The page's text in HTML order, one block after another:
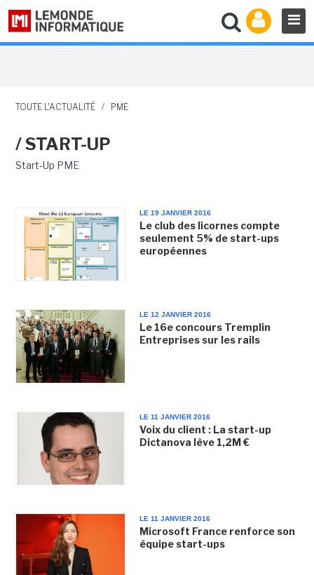
TOUTE L'ACTUALITÉ / PME
/ START-UP
Start-Up PME
LE 19 JANVIER 2016
Le club des licornes compte
seulement 5% de start-ups
européennes
LE 12 JANVIER 2016
Le 16e concours Tremplin
Entreprises sur les rails
LE 11 JANVIER 2016
Voix du client : La start-up
Dictanova lève 1,2M €
LE 11 JANVIER 2016
Microsoft France renforce son
équipe start-ups